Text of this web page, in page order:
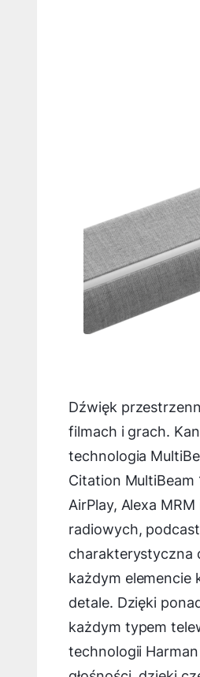
Dźwięk
filmach i grach.
technologia
Citation
AirPlay, Alexa
radiowych,
charakterystyczna
każdym elemencie
detale. Dzięki
każdym typem
technologii